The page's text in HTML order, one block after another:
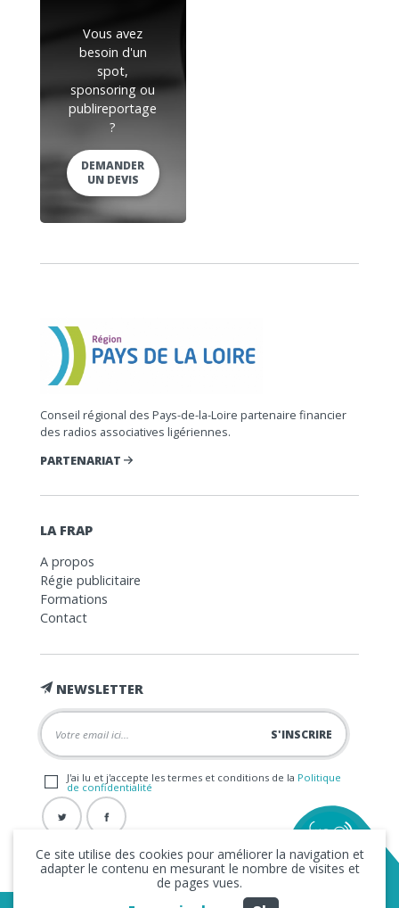
Vous avez
besoin d'un
spot,
sponsoring ou
publireportage
?
DEMANDER
UN DEVIS
Conseil régional des Pays-de-la-Loire partenaire financier
des radios associatives ligériennes.
PARTENARIAT
LA FRAP
A propos
Régie publicitaire
Formations
Contact
NEWSLETTER
J'ai lu et j'accepte les termes et conditions de la Politique
de confidentialité
Ce site utilise des cookies pour améliorer la navigation et
adapter le contenu en mesurant le nombre de visites et
de pages vues.